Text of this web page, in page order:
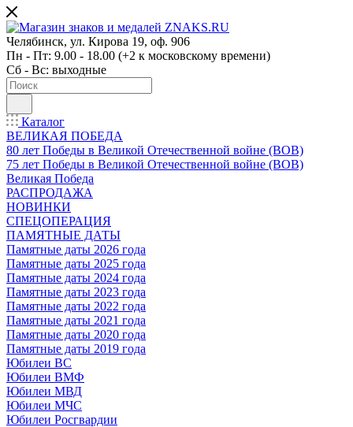
Челябинск, ул. Кирова 19, оф. 906
Пн - Пт: 9.00 - 18.00 (+2 к московскому времени)
Сб - Вс: выходные
Каталог
ВЕЛИКАЯ ПОБЕДА
80 лет Победы в Великой Отечественной войне (ВОВ)
75 лет Победы в Великой Отечественной войне (ВОВ)
Великая Победа
РАСПРОДАЖА
НОВИНКИ
СПЕЦОПЕРАЦИЯ
ПАМЯТНЫЕ ДАТЫ
Памятные даты 2026 года
Памятные даты 2025 года
Памятные даты 2024 года
Памятные даты 2023 года
Памятные даты 2022 года
Памятные даты 2021 года
Памятные даты 2020 года
Памятные даты 2019 года
Юбилеи ВС
Юбилеи ВМФ
Юбилеи МВД
Юбилеи МЧС
Юбилеи Росгвардии